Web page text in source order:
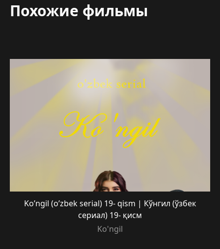
Похожие фильмы
Ko’ngil (o’zbek serial) 19- qism | Кўнгил (ўзбек
сериал) 19- қисм
Ko'ngil